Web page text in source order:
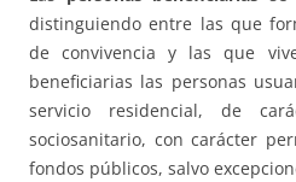
distinguiendo entre las que
de convivencia y las que
beneficiarias las personas
servicio residencial, de
sociosanitario, con carácter
fondos públicos, salvo